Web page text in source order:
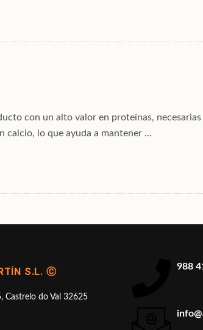
con un alto valor en proteínas,
calcio, lo que ayuda a mantener …
S.L. Ⓒ
Castrelo do Val 32625
988